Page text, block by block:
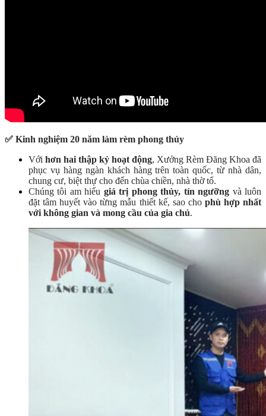
✅ Kinh nghiệm 20 năm làm rèm phong thủy
Với hơn hai thập kỷ hoạt động, Xưởng Rèm Đăng Khoa đã
phục vụ hàng ngàn khách hàng trên toàn quốc, từ nhà dân,
chung cư, biệt thự cho đến chùa chiền, nhà thờ tổ.
Chúng tôi am hiểu giá trị phong thủy, tín ngưỡng và luôn
đặt tâm huyết vào từng mẫu thiết kế, sao cho phù hợp nhất
với không gian và mong cầu của gia chủ.